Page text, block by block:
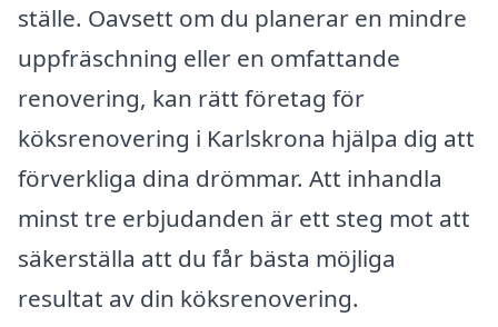
ställe. Oavsett om du planerar en mindre
uppfräschning eller en omfattande
renovering, kan rätt företag för
köksrenovering i Karlskrona hjälpa dig att
förverkliga dina drömmar. Att inhandla
minst tre erbjudanden är ett steg mot att
säkerställa att du får bästa möjliga
resultat av din köksrenovering.